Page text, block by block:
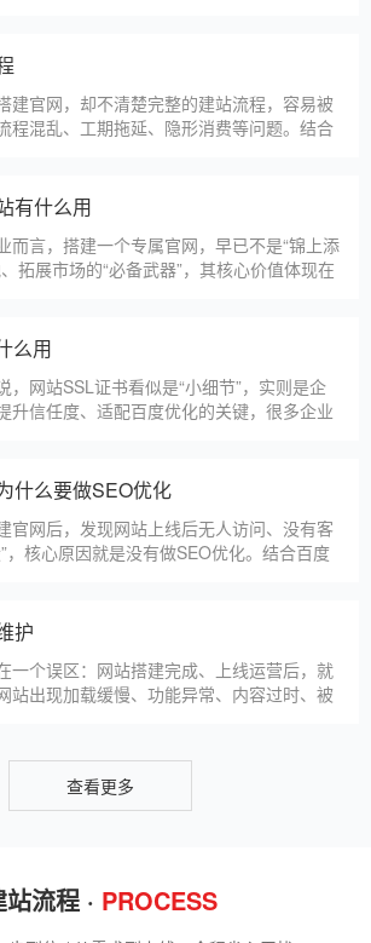
网站基础信息，确保符合百度抓取规则。首
建官网，却不清楚完整的建站流程，容易被
程混乱、工期拖延、隐形消费等问题。结合
思路，顺利完成建站，避免踩坑。第一步，
。这是
有什么用
而言，搭建一个专属官网，早已不是“锦上添
拓展市场的“必备武器”，其核心价值体现在
，官网24小时在线，无论望花区本地客户是
么用
，网站SSL证书看似是“小细节”，实则是企
升信任度、适配百度优化的关键，很多企业
核心作用，帮助企业避开误区、正确使
最核心的
什么要做SEO优化
官网后，发现网站上线后无人访问、没有客
，核心原因就是没有做SEO优化。结合百度
网站获得更多本地精准流量，实现被动获
首先，S
护
一个误区：网站搭建完成、上线运营后，就
站出现加载缓慢、功能异常、内容过时、被
法的关键，结合我们的建站套餐（所有套餐
查看更多
站流程 · PROCESS